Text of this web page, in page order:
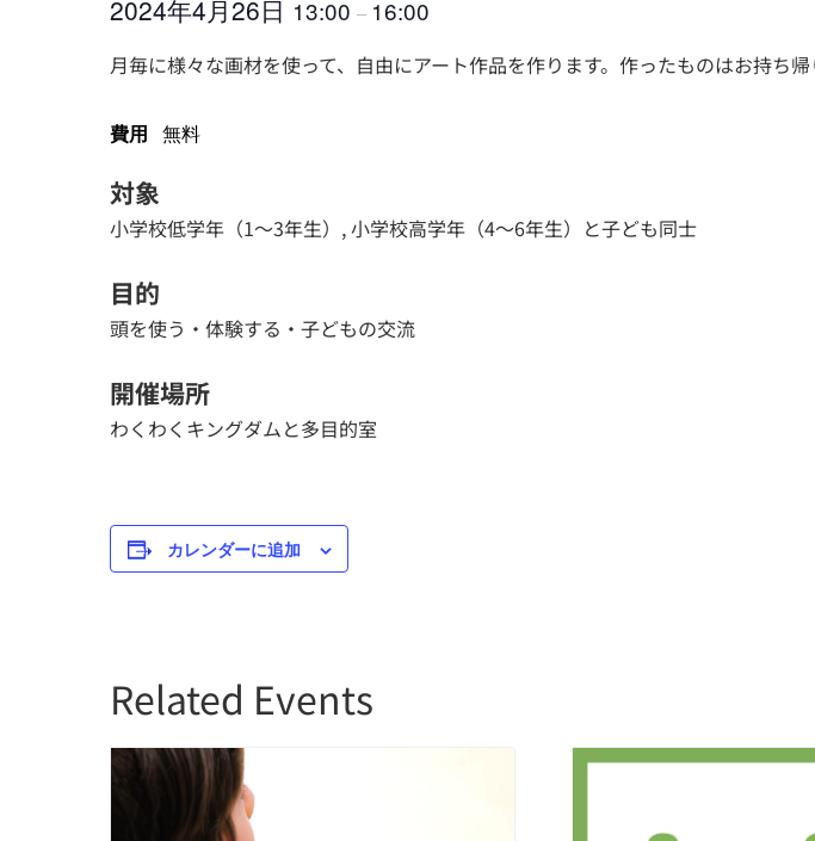
2024年4月26日 13:00 – 16:00
月毎に様々な画材を使って、自由にアート作品を作ります。作ったものはお持ち帰
費用 無料
対象
小学校低学年（1～3年生）, 小学校高学年（4～6年生）と子ども同士
目的
頭を使う・体験する・子どもの交流
開催場所
わくわくキングダムと多目的室
カレンダーに追加
Related Events